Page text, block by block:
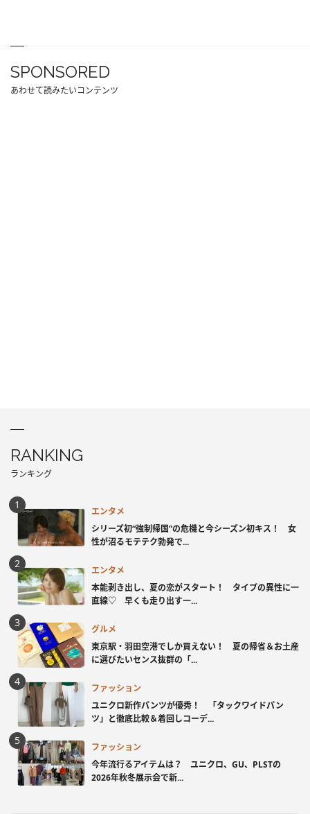
SPONSORED
あわせて読みたいコンテンツ
RANKING
ランキング
エンタメ
シリーズ初“強制帰国”の危機と今シーズン初キス！ 女
性が沼るモテテク勃発で...
エンタメ
本能剥き出し、夏の恋がスタート！ タイプの異性に一
直線♡ 早くも走り出す一...
グルメ
東京駅・羽田空港でしか買えない！ 夏の帰省＆お土産
に選びたいセンス抜群の「...
ファッション
ユニクロ新作パンツが優秀！ 「タックワイドパン
ツ」と徹底比較＆着回しコーデ...
ファッション
今年流行るアイテムは？ ユニクロ、GU、PLSTの
2026年秋冬展示会で新...